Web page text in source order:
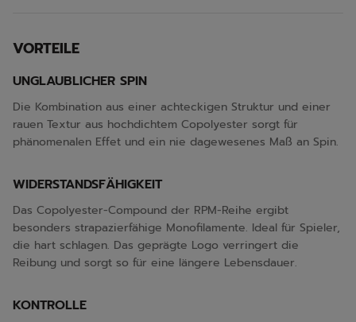
VORTEILE
UNGLAUBLICHER SPIN
Die Kombination aus einer achteckigen Struktur und einer
rauen Textur aus hochdichtem Copolyester sorgt für
phänomenalen Effet und ein nie dagewesenes Maß an Spin.
WIDERSTANDSFÄHIGKEIT
Das Copolyester-Compound der RPM-Reihe ergibt
besonders strapazierfähige Monofilamente. Ideal für Spieler,
die hart schlagen. Das geprägte Logo verringert die
Reibung und sorgt so für eine längere Lebensdauer.
KONTROLLE